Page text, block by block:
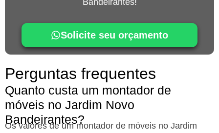
Solicite seu orçamento
Perguntas frequentes
Quanto custa um montador de
móveis no Jardim Novo
Bandeirantes?
Os valores de um montador de móveis no Jardim